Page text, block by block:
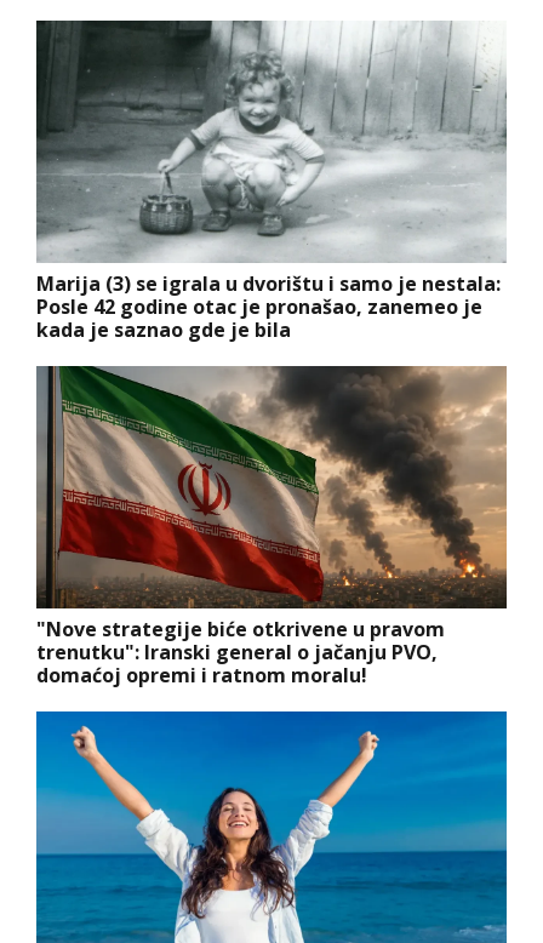
Marija (3) se igrala u dvorištu i samo je nestala:
Posle 42 godine otac je pronašao, zanemeo je
kada je saznao gde je bila
"Nove strategije biće otkrivene u pravom
trenutku": Iranski general o jačanju PVO,
domaćoj opremi i ratnom moralu!